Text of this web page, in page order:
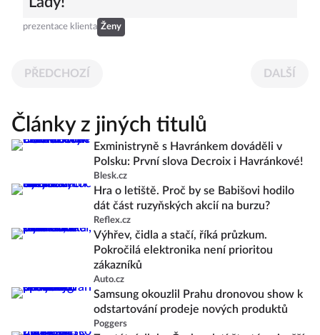
prezentace klienta Ženy
PŘEDCHOZÍ DALŠÍ
Články z jiných titulů
Exministryně s Havránkem dováděli v
Polsku: První slova Decroix i Havránkové!
Blesk.cz
Hra o letiště. Proč by se Babišovi hodilo
dát část ruzyňských akcií na burzu?
Reflex.cz
Výhřev, čidla a stačí, říká průzkum.
Pokročilá elektronika není prioritou
zákazníků
Auto.cz
Samsung okouzlil Prahu dronovou show k
odstartování prodeje nových produktů
Poggers